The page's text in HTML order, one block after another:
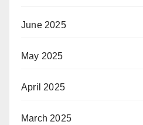
June 2025
May 2025
April 2025
March 2025